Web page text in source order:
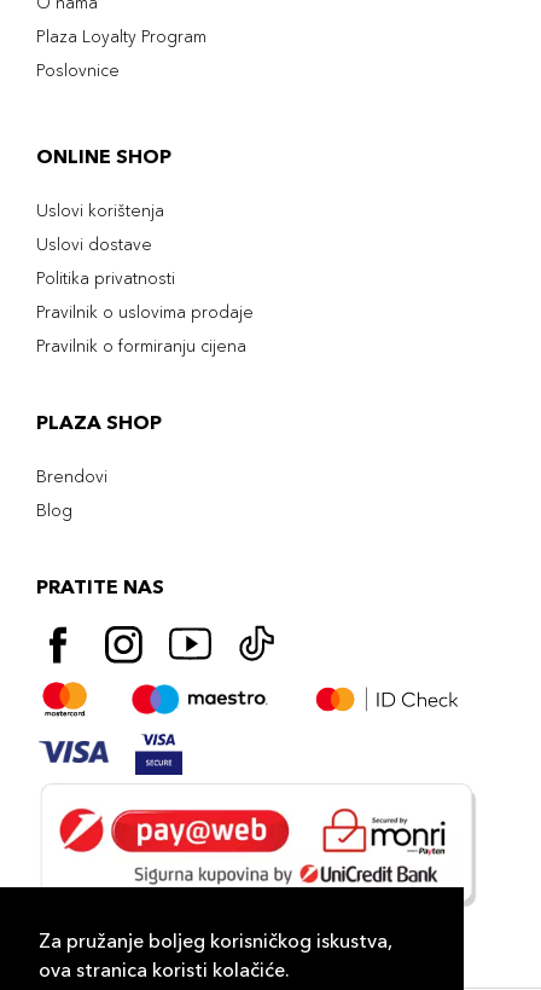
Za pružanje boljeg korisničkog iskustva,
ova stranica koristi kolačiće.
Plaza Loyalty Program
Poslovnice
ONLINE SHOP
Uslovi korištenja
Uslovi dostave
Politika privatnosti
Pravilnik o uslovima prodaje
Pravilnik o formiranju cijena
PLAZA SHOP
Brendovi
Blog
PRATITE NAS